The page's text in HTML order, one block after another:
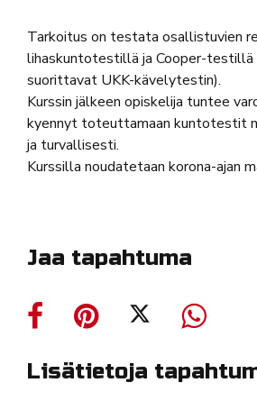
Tarkoitus on testata osallistuvien
lihaskuntotestillä ja Cooper-
suorittavat UKK-kävelytestin).
Kurssin jälkeen opiskelija tuntee
kyennyt toteuttamaan kuntotestit
ja turvallisesti.
Kurssilla noudatetaan korona-ajan
Jaa tapahtuma
Lisätietoja